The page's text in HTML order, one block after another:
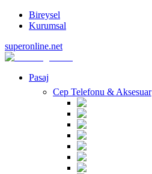
Bireysel
Kurumsal
superonline.net
Pasaj
Cep Telefonu & Aksesuar